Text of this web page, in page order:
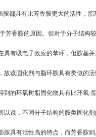
胺都具有比芳香胺更大的活性，
芳香胺的原因。但对于分子结构
具有吸电子效应的苯环，但胺基
故该固化剂与脂环胺具有类似的
到的环氧树脂固化物具有比环氧-
以说，不同分子结构的胺类固化
胺具有活性高的特点，而芳香胺则